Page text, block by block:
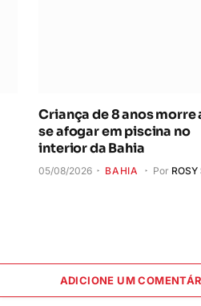
Criança de 8 anos morre
se afogar em piscina no
interior da Bahia
05/08/2026 BAHIA Por ROSY
ADICIONE UM